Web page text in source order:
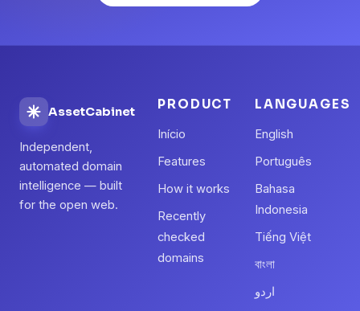
AssetCabinet
Independent,
automated domain
intelligence — built
for the open web.
PRODUCT
Início
Features
How it works
Recently
checked
domains
LANGUAGES
English
Português
Bahasa
Indonesia
Tiếng Việt
বাংলা
اردو